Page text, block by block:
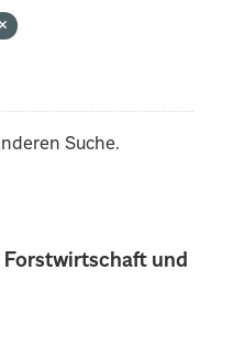
und
Suche.